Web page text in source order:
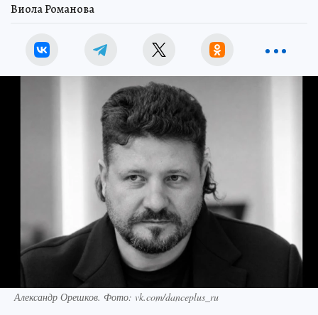
Виола Романова
Александр Орешков. Фото: vk.com/danceplus_ru